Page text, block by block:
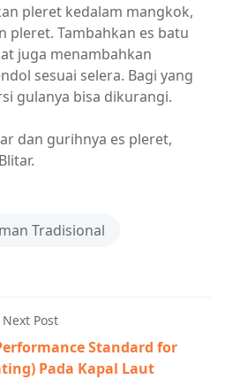
pleret kedalam mangkok,
pleret. Tambahkan es batu
juga menambahkan
sesuai selera. Bagi yang
gulanya bisa dikurangi.
dan gurihnya es pleret,
Tradisional
Next Post
Standard for
Pada Kapal Laut